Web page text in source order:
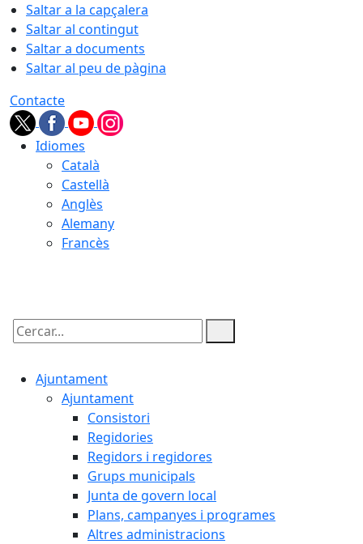
Saltar a la capçalera
Saltar al contingut
Saltar a documents
Saltar al peu de pàgina
Contacte
Idiomes
Català
Castellà
Anglès
Alemany
Francès
Cercar:
Ajuntament
Ajuntament
Consistori
Regidories
Regidors i regidores
Grups municipals
Junta de govern local
Plans, campanyes i programes
Altres administracions